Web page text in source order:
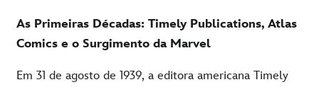
As Primeiras Décadas: Timely Publications, Atlas
Comics e o Surgimento da Marvel
Em 31 de agosto de 1939, a editora americana Timely